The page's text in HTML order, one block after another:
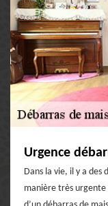
Urgence
Dans la vie, il y a des
manière très